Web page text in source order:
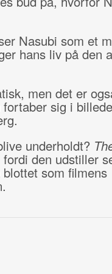
Nasubi som et
hans liv på den
men det er
sig i
underholdt?
den udstiller
som filmens